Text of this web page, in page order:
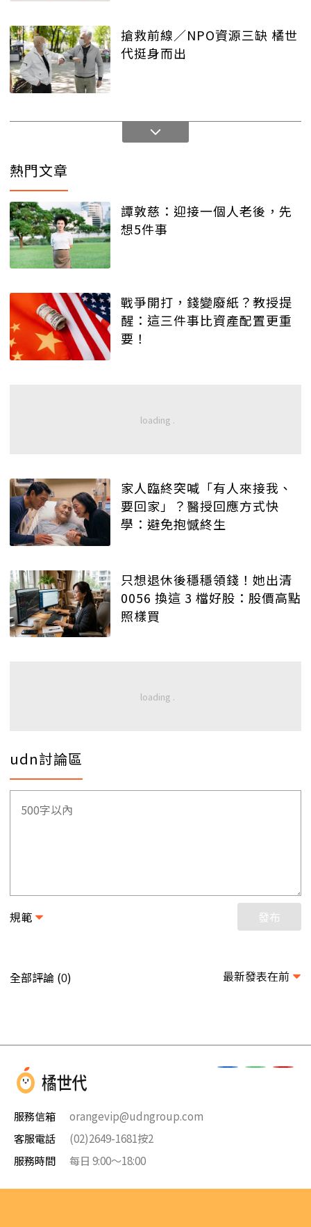
搶救前線／NPO資源三缺 橘世
代挺身而出
熱門文章
譚敦慈：迎接一個人老後，先
想5件事
戰爭開打，錢變廢紙？教授提
醒：這三件事比資產配置更重
要！
家人臨終突喊「有人來接我、
要回家」？醫授回應方式快
學：避免抱憾終生
只想退休後穩穩領錢！她出清
0056 換這 3 檔好股：股價高點
照樣買
udn討論區
規範 發布
全部評論 (0) 最新發表在前
服務信箱
orangevip@udngroup.com
客服電話
(02)2649-1681按2
服務時間
每日 9:00～18:00